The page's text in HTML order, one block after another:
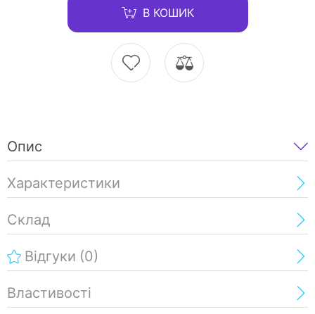
В КОШИК
Опис
Характеристики
Склад
Відгуки (0)
Властивості